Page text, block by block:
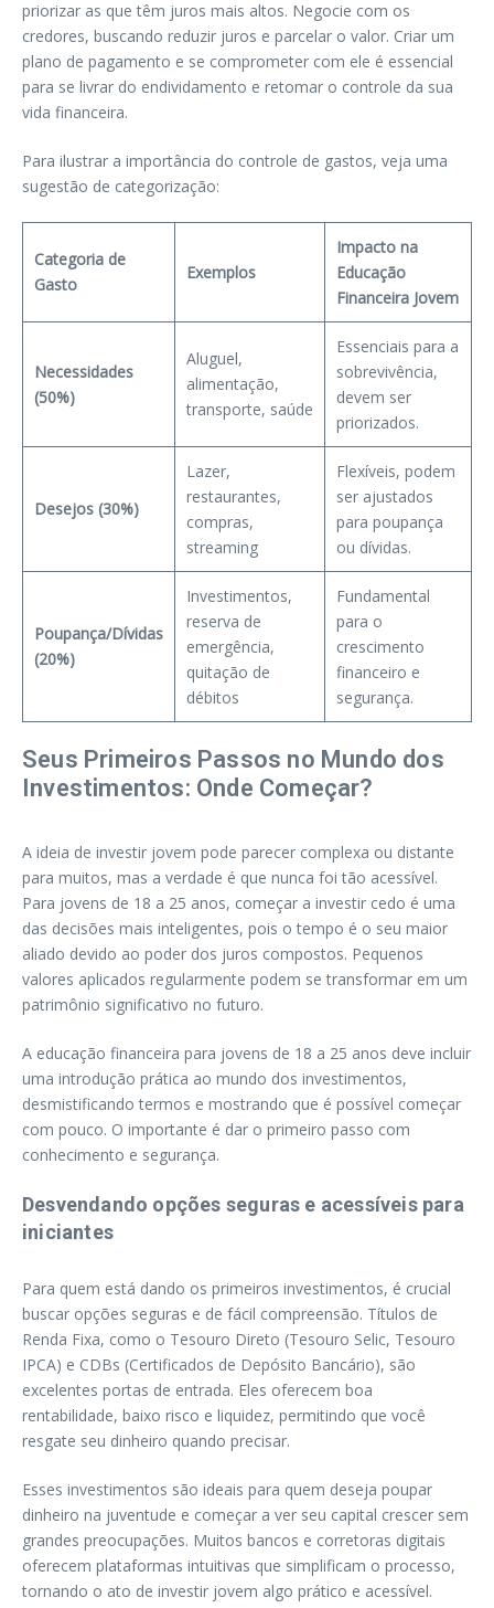
priorizar as que têm juros mais altos. Negocie com os
credores, buscando reduzir juros e parcelar o valor. Criar um
plano de pagamento e se comprometer com ele é essencial
para se livrar do endividamento e retomar o controle da sua
vida financeira.
Para ilustrar a importância do controle de gastos, veja uma
sugestão de categorização:
Categoria de
Gasto
Exemplos
Impacto na
Educação
Financeira Jovem
Necessidades
(50%)
Aluguel,
alimentação,
transporte, saúde
Essenciais para a
sobrevivência,
devem ser
priorizados.
Desejos (30%)
Lazer,
restaurantes,
compras,
streaming
Flexíveis, podem
ser ajustados
para poupança
ou dívidas.
Poupança/Dívidas
(20%)
Investimentos,
reserva de
emergência,
quitação de
débitos
Fundamental
para o
crescimento
financeiro e
segurança.
Seus Primeiros Passos no Mundo dos
Investimentos: Onde Começar?
A ideia de investir jovem pode parecer complexa ou distante
para muitos, mas a verdade é que nunca foi tão acessível.
Para jovens de 18 a 25 anos, começar a investir cedo é uma
das decisões mais inteligentes, pois o tempo é o seu maior
aliado devido ao poder dos juros compostos. Pequenos
valores aplicados regularmente podem se transformar em um
patrimônio significativo no futuro.
A educação financeira para jovens de 18 a 25 anos deve incluir
uma introdução prática ao mundo dos investimentos,
desmistificando termos e mostrando que é possível começar
com pouco. O importante é dar o primeiro passo com
conhecimento e segurança.
Desvendando opções seguras e acessíveis para
iniciantes
Para quem está dando os primeiros investimentos, é crucial
buscar opções seguras e de fácil compreensão. Títulos de
Renda Fixa, como o Tesouro Direto (Tesouro Selic, Tesouro
IPCA) e CDBs (Certificados de Depósito Bancário), são
excelentes portas de entrada. Eles oferecem boa
rentabilidade, baixo risco e liquidez, permitindo que você
resgate seu dinheiro quando precisar.
Esses investimentos são ideais para quem deseja poupar
dinheiro na juventude e começar a ver seu capital crescer sem
grandes preocupações. Muitos bancos e corretoras digitais
oferecem plataformas intuitivas que simplificam o processo,
tornando o ato de investir jovem algo prático e acessível.